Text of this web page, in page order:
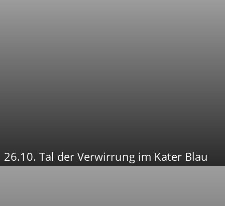
26.10. Tal der Verwirrung im Kater Blau